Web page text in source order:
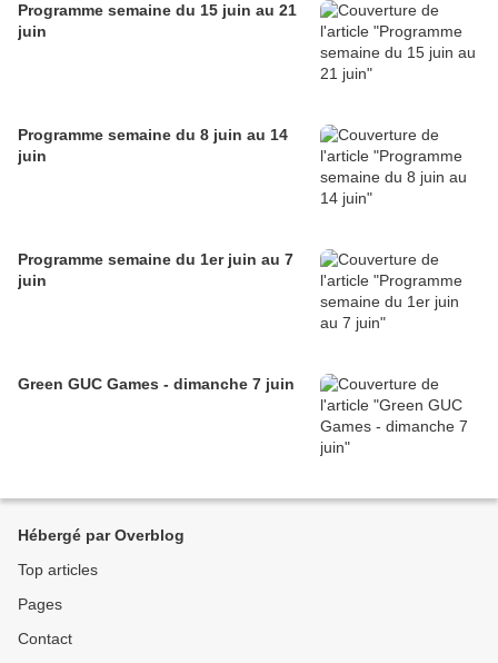
Programme semaine du 15 juin au 21
juin
Programme semaine du 8 juin au 14
juin
Programme semaine du 1er juin au 7
juin
Green GUC Games - dimanche 7 juin
Hébergé par Overblog
Top articles
Pages
Contact